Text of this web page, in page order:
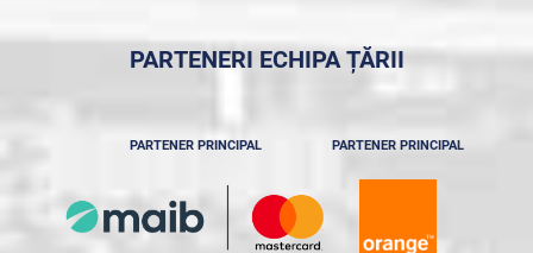
PARTENERI ECHIPA ȚĂRII
PARTENER PRINCIPAL PARTENER PRINCIPAL